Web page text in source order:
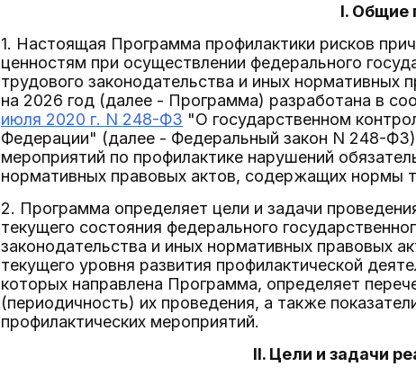
I. Общие
1. Настоящая Программа профилактики рисков
ценностям при осуществлении федерального
трудового законодательства и иных
на 2026 год (далее - Программа) разработана в
июля 2020 г. N 248-ФЗ "О государственном
Федерации" (далее - Федеральный закон N 248-
мероприятий по профилактике нарушений
нормативных правовых актов, содержащих нормы
2. Программа определяет цели и задачи
текущего состояния федерального
законодательства и иных нормативных правовых
текущего уровня развития профилактической
которых направлена Программа, определяет
(периодичность) их проведения, а также
профилактических мероприятий.
II. Цели и задачи